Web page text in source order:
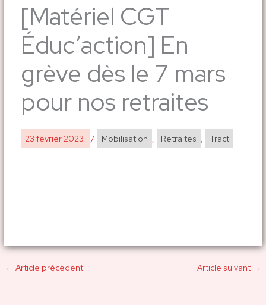
[Matériel CGT
Éduc’action] En
grève dès le 7 mars
pour nos retraites
23 février 2023 / Mobilisation , Retraites , Tract
← Article précédent Article suivant →